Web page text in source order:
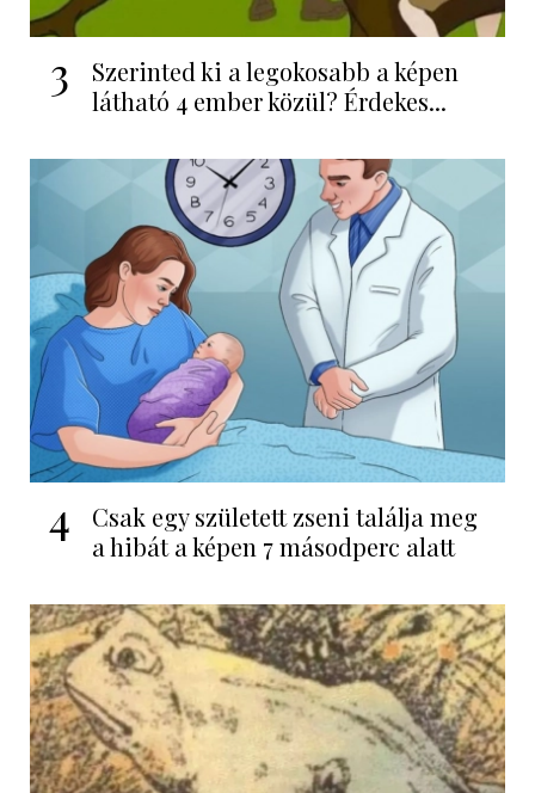
3
Szerinted ki a legokosabb a képen
látható 4 ember közül? Érdekes...
4
Csak egy született zseni találja meg
a hibát a képen 7 másodperc alatt